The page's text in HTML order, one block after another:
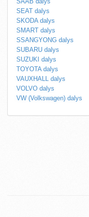
SEAT dalys
SKODA dalys
SMART dalys
SSANGYONG dalys
SUBARU dalys
SUZUKI dalys
TOYOTA dalys
VAUXHALL dalys
VOLVO dalys
VW (Volkswagen) dalys